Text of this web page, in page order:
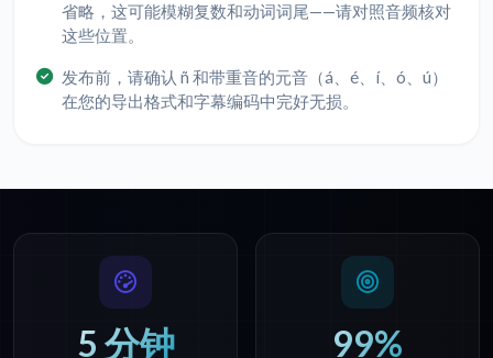
省略，这可能模糊复数和动词词尾——请对照音频核对
这些位置。
发布前，请确认 ñ 和带重音的元音（á、é、í、ó、ú）
在您的导出格式和字幕编码中完好无损。
5 分钟 99%